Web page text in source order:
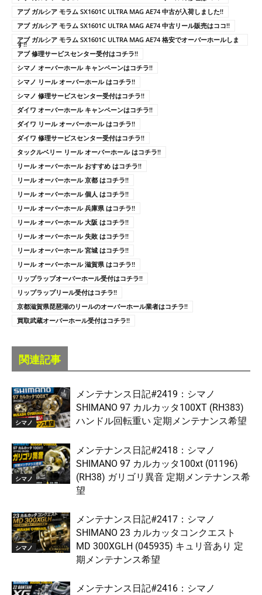
アブ ガルシア モラム SX1601C ULTRA MAG AE74 中古が入荷しました!!
アブ ガルシア モラム SX1601C ULTRA MAG AE74 中古リール販売はココ!!
アブ ガルシア モラム SX1601C ULTRA MAG AE74 格安でオーバーホールしま
す!!
アブ 修理サービスセンター受付はコチラ!!
シマノ オーバーホール キャンペーンはコチラ!!
シマノ リール オーバーホール はコチラ!!
シマノ 修理サービスセンター受付はコチラ!!
ダイワ オーバーホール キャンペーンはコチラ!!
ダイワ リール オーバーホール はコチラ!!
ダイワ 修理サービスセンター受付はコチラ!!
タックルベリー リール オーバーホール はコチラ!!
リール オーバーホール おすすめ はコチラ!!
リール オーバーホール 京都 はコチラ!!
リール オーバーホール 個人 はコチラ!!
リール オーバーホール 兵庫県 はコチラ!!
リール オーバーホール 大阪 はコチラ!!
リール オーバーホール 失敗 はコチラ!!
リール オーバーホール 宮城 はコチラ!!
リール オーバーホール 滋賀県 はコチラ!!
リップラップオーバーホール受付はコチラ!!
リップラップリール受付はコチラ!!
京都滋賀県琵琶湖のリールのオーバーホール業者はコチラ!!
買取武蔵オーバーホール受付はコチラ!!
関連記事
シマノ
メンテナンス日記#2419：シマノ
SHIMANO 97 カルカッタ100XT (RH383)
ハンドル回転重い 定期メンテナンス希望
シマノ
メンテナンス日記#2418：シマノ
SHIMANO 97 カルカッタ100xt (01196)
(RH38) ガリゴリ異音 定期メンテナンス希
望
シマノ
メンテナンス日記#2417：シマノ
SHIMANO 23 カルカッタコンクエスト
MD 300XGLH (045935) キュリ音あり 定
期メンテナンス希望
メンテナンス日記#2416：シマノ